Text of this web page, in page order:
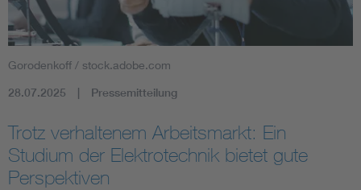
Mobility
Assisted Living
Gorodenkoff / stock.adobe.com
28.07.2025 Pressemitteilung
Trotz verhaltenem Arbeitsmarkt: Ein
Studium der Elektrotechnik bietet gute
Perspektiven